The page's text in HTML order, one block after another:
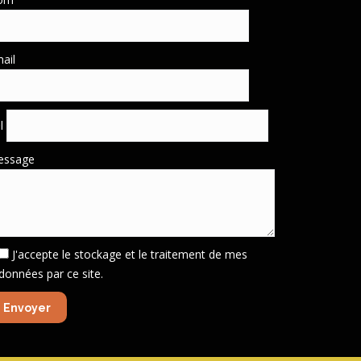
J'accepte le stockage et le traitement de mes
par ce site.